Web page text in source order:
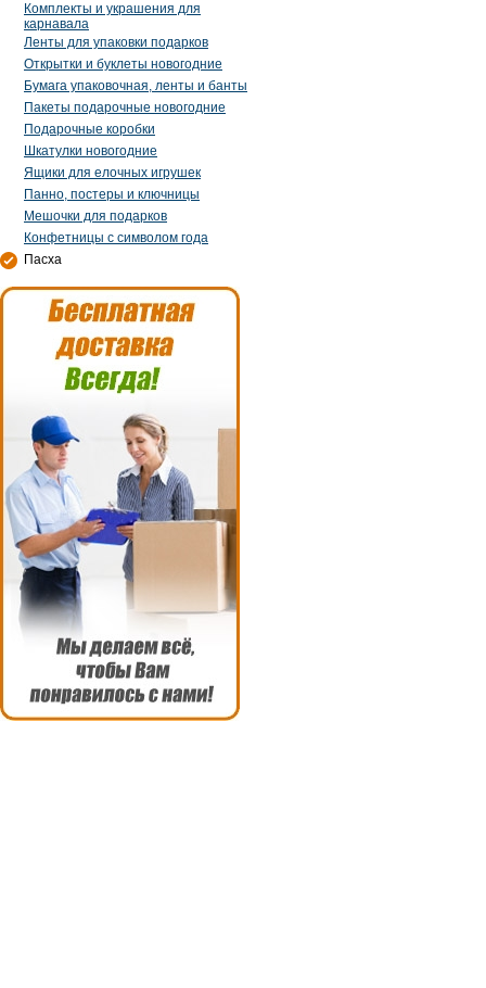
Комплекты и украшения для
карнавала
Ленты для упаковки подарков
Открытки и буклеты новогодние
Бумага упаковочная, ленты и банты
Пакеты подарочные новогодние
Подарочные коробки
Шкатулки новогодние
Ящики для елочных игрушек
Панно, постеры и ключницы
Мешочки для подарков
Конфетницы с символом года
Пасха